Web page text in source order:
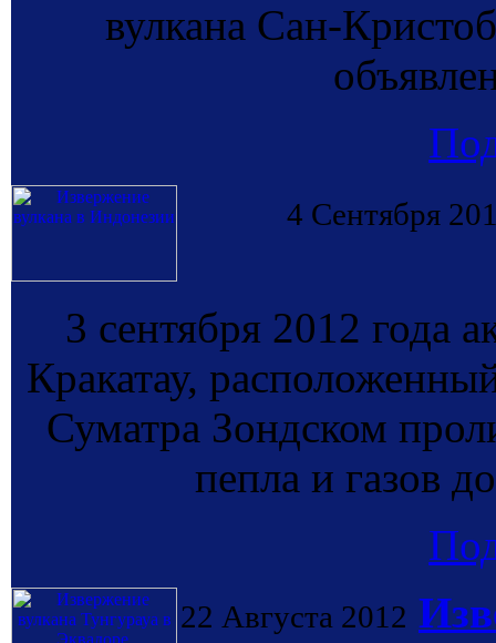
вулкана Сан-
4 Сентября
3 сентября 2012 года
Кракатау,
Суматра Зондском
пепла и газов
22 Августа 2012